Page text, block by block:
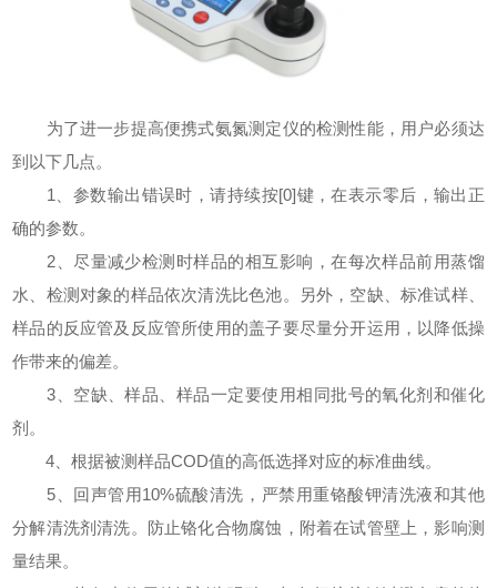
为了进一步提高便携式氨氮测定仪的检测性能，用户必须达
到以下几点。
1、参数输出错误时，请持续按[0]键，在表示零后，输出正
确的参数。
2、尽量减少检测时样品的相互影响，在每次样品前用蒸馏
水、检测对象的样品依次清洗比色池。另外，空缺、标准试样、
样品的反应管及反应管所使用的盖子要尽量分开运用，以降低操
作带来的偏差。
3、空缺、样品、样品一定要使用相同批号的氧化剂和催化
剂。
4、根据被测样品COD值的高低选择对应的标准曲线。
5、回声管用10%硫酸清洗，严禁用重铬酸钾清洗液和其他
分解清洗剂清洗。防止铬化合物腐蚀，附着在试管壁上，影响测
量结果。